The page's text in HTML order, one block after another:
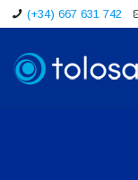
(+34) 667 631 742